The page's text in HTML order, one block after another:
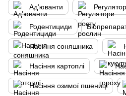
Ад’юванти
Родентициди
Насіння соняшника
Насіння картоплі
Насіння озимої пшениці